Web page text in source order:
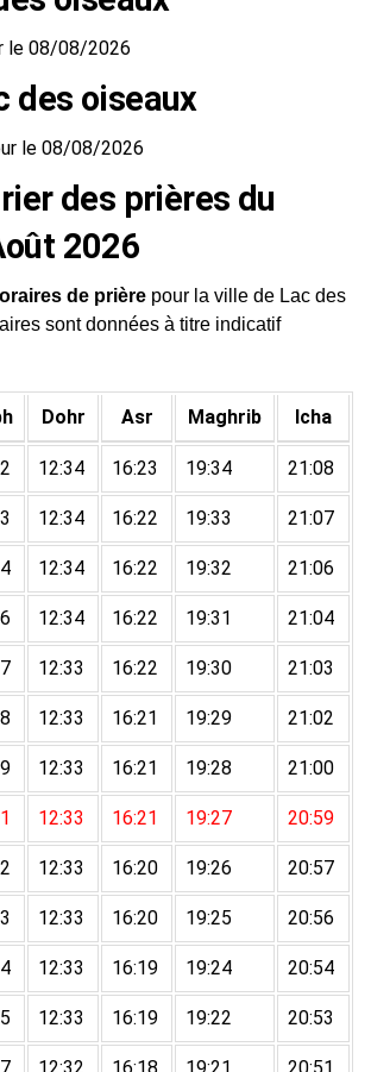
le 08/08/2026
des oiseaux
le 08/08/2026
des prières du
2026
de prière pour la ville de Lac des
sont données à titre indicatif
Dohr Asr Maghrib Icha
12:34 16:23 19:34 21:08
12:34 16:22 19:33 21:07
12:34 16:22 19:32 21:06
12:34 16:22 19:31 21:04
12:33 16:22 19:30 21:03
12:33 16:21 19:29 21:02
12:33 16:21 19:28 21:00
12:33 16:21 19:27 20:59
12:33 16:20 19:26 20:57
12:33 16:20 19:25 20:56
12:33 16:19 19:24 20:54
12:33 16:19 19:22 20:53